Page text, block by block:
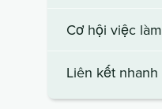
Cơ hội việc làm
Liên kết nhanh